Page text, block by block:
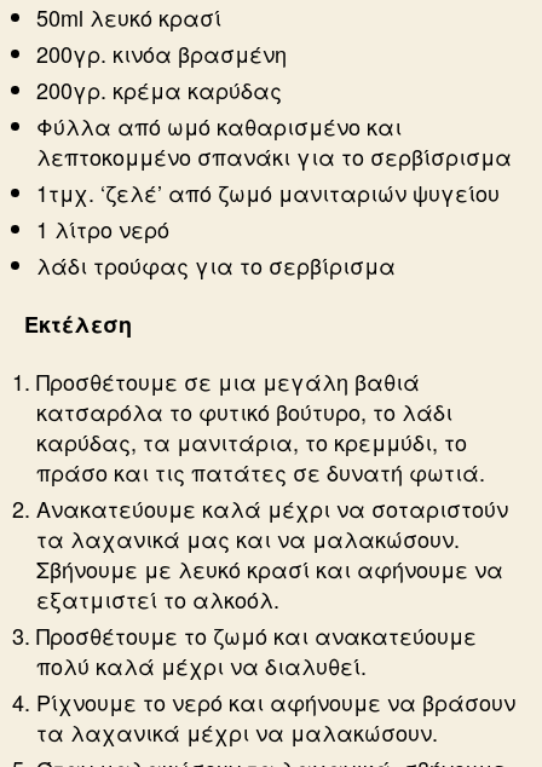
50ml λευκό κρασί
200γρ. κινόα βρασμένη
200γρ. κρέμα καρύδας
Φύλλα από ωμό καθαρισμένο και
λεπτοκομμένο σπανάκι για το σερβίσρισμα
1τμχ. ‘ζελέ’ από ζωμό μανιταριών ψυγείου
1 λίτρο νερό
λάδι τρούφας για το σερβίρισμα
Εκτέλεση
Προσθέτουμε σε μια μεγάλη βαθιά
κατσαρόλα το φυτικό βούτυρο, το λάδι
καρύδας, τα μανιτάρια, το κρεμμύδι, το
πράσο και τις πατάτες σε δυνατή φωτιά.
Ανακατεύουμε καλά μέχρι να σοταριστούν
τα λαχανικά μας και να μαλακώσουν.
Σβήνουμε με λευκό κρασί και αφήνουμε να
εξατμιστεί το αλκοόλ.
Προσθέτουμε το ζωμό και ανακατεύουμε
πολύ καλά μέχρι να διαλυθεί.
Ρίχνουμε το νερό και αφήνουμε να βράσουν
τα λαχανικά μέχρι να μαλακώσουν.